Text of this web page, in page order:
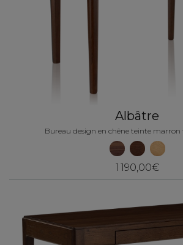
Albâtre
Bureau design en chêne teinte marron
1 190,00€